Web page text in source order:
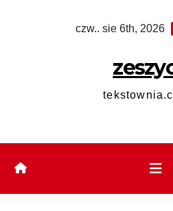
czw.. sie 6th, 2026